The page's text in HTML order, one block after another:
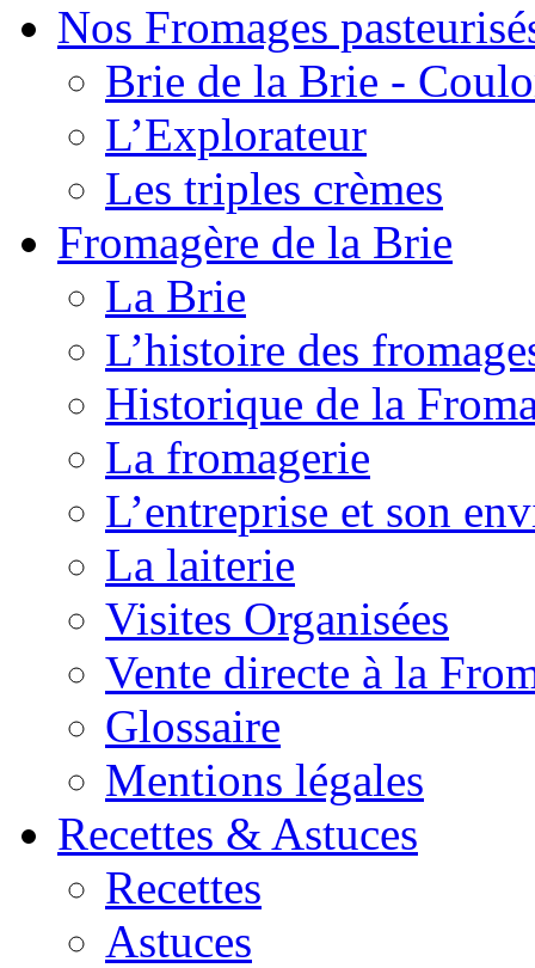
Nos Fromages
Brie de la Brie -
L’Explorateur
Les triples crèmes
Fromagère de la Brie
La Brie
L’histoire des
Historique de la
La fromagerie
L’entreprise et son
La laiterie
Visites Organisées
Vente directe à la
Glossaire
Mentions légales
Recettes & Astuces
Recettes
Astuces